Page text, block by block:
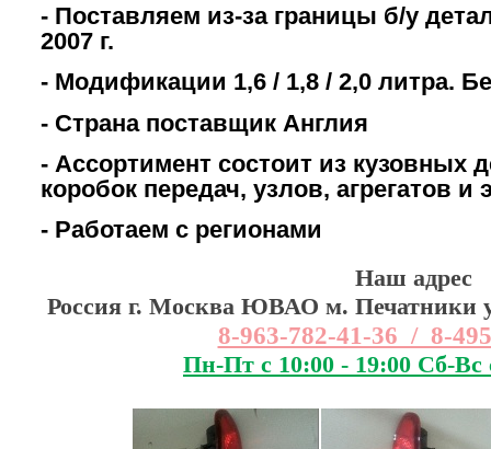
- Поставляем из-за границы б/у
2007 г.
- Модификации 1,6 / 1,8 / 2,0 литра.
- Страна поставщик Англия
- Ассортимент состоит из кузовных
коробок передач, узлов, агрегатов и
- Работаем с регионами
Наш адрес
Россия г. Москва ЮВАО м. Печатники
8-963-782-41-36 / 8-
Пн-Пт с 10:00 - 19:00 Сб-Вс